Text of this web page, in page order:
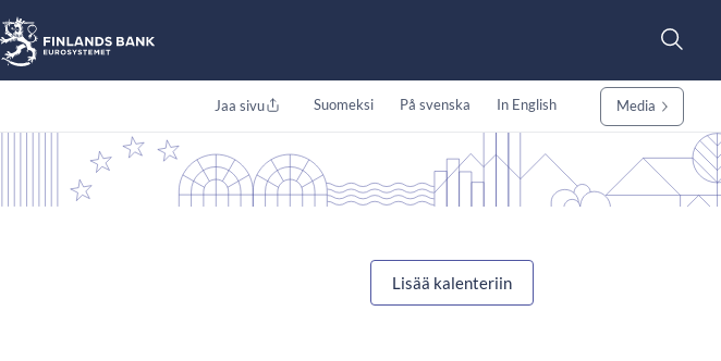
Jaa sivu Suomeksi På svenska In English Media
Lisää kalenteriin